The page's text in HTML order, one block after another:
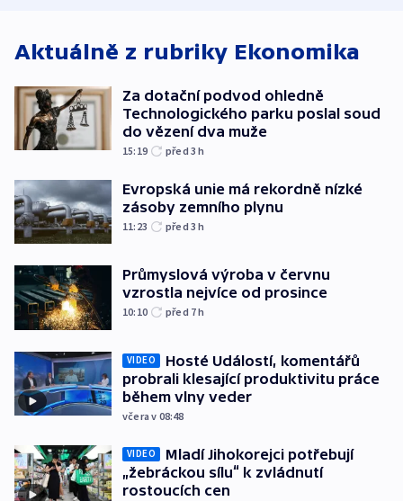
Aktuálně z rubriky Ekonomika
Za dotační podvod ohledně
Technologického parku poslal soud
do vězení dva muže
15:19 před 3h
Evropská unie má rekordně nízké
zásoby zemního plynu
11:23 před 3h
Průmyslová výroba v červnu
vzrostla nejvíce od prosince
10:10 před 7h
VIDEO
Hosté Událostí, komentářů
probrali klesající produktivitu práce
během vlny veder
včera v 08:48
VIDEO
Mladí Jihokorejci potřebují
„žebráckou sílu“ k zvládnutí
rostoucích cen